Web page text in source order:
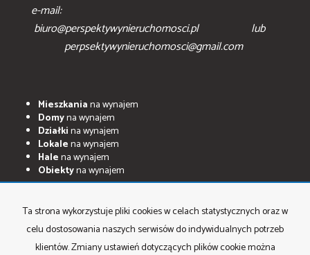
e-mail:
biuro@perspektywynieruchomosci.pl lub
perpsektywynieruchomosci@gmail.com
Mieszkaniana wynajem
Domyna wynajem
Działkina wynajem
Lokalena wynajem
Halena wynajem
Obiektyna wynajem
Domyna sprzedaż
na sprzedaż
Lokalena sprzedaż
Halena sprzedaż
Ta strona wykorzystuje pliki cookies w celach statystycznych oraz w
celu dostosowania naszych serwisów do indywidualnych potrzeb
klientów. Zmiany ustawień dotyczących plików cookie można